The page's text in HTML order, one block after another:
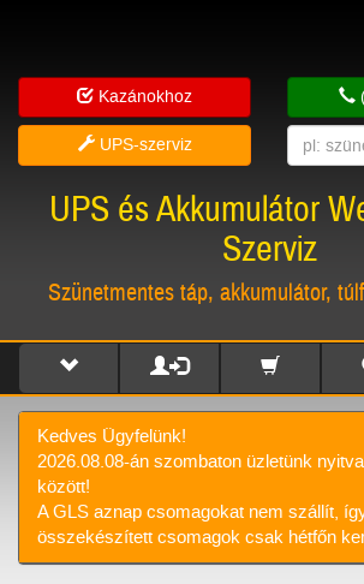
Kazánokhoz
UPS-szerviz
UPS és Akkumulátor
Szerviz
Szünetmentes táp, akkumulátor,
Kedves Ügyfelünk!
2026.08.08-án szombaton üzletünk
között!
A GLS aznap csomagokat nem szállít,
összekészített csomagok csak hétfőn